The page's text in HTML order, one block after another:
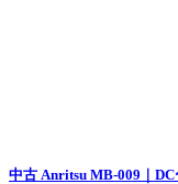
中古 Anritsu MB-009｜